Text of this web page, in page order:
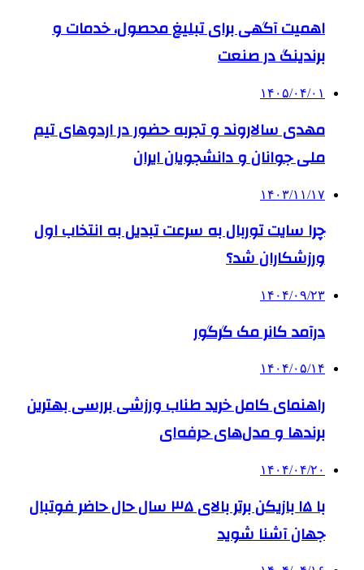
اهمیت آگهی برای تبلیغ محصول، خدمات و
برندینگ در صنعت
۱۴۰۵/۰۴/۰۱
مهدی سالاروند و تجربه حضور در اردوهای تیم
ملی جوانان و دانشجویان ایران
۱۴۰۳/۱۱/۱۷
چرا سایت توربال به ‌سرعت تبدیل به انتخاب اول
ورزشکاران شد؟
۱۴۰۴/۰۹/۲۳
درآمد کانر مک گرگور
۱۴۰۴/۰۵/۱۴
راهنمای کامل خرید طناب ورزشی بررسی بهترین
برندها و مدل‌های حرفه‌ای
۱۴۰۴/۰۴/۲۰
با ۱۵ بازیکن برتر بالای ۳۵ سال حال حاضر فوتبال
جهان آشنا شوید